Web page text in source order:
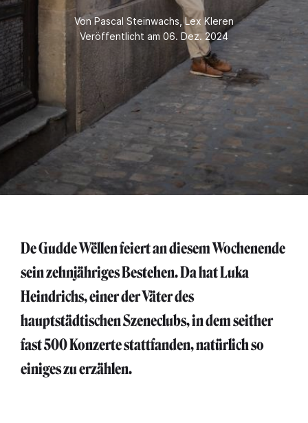
VonPascal Steinwachs ,Lex Kleren
Veröffentlicht am 06. Dez. 2024
De Gudde Wëllen feiert an diesem Wochenende
sein zehnjähriges Bestehen. Da hat Luka
Heindrichs, einer der Väter des
hauptstädtischen Szeneclubs, in dem seither
fast 500 Konzerte stattfanden, natürlich so
einiges zu erzählen.